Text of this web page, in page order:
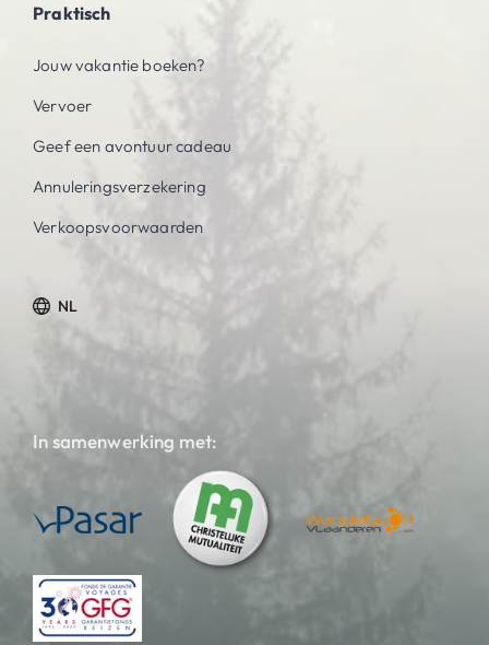
Praktisch
Jouw vakantie boeken?
Vervoer
Geef een avontuur cadeau
Annuleringsverzekering
Verkoopsvoorwaarden
NL
In samenwerking met: